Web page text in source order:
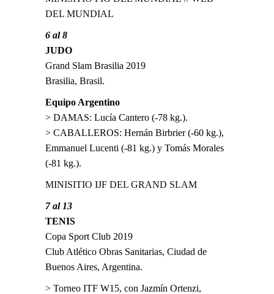
DEL MUNDIAL
6 al 8
JUDO
Grand Slam Brasilia 2019
Brasilia, Brasil.
Equipo Argentino
> DAMAS: Lucía Cantero (-78 kg.).
> CABALLEROS: Hernán Birbrier (-60 kg.),
Emmanuel Lucenti (-81 kg.) y Tomás Morales
(-81 kg.).
MINISITIO IJF DEL GRAND SLAM
7 al 13
TENIS
Copa Sport Club 2019
Club Atlético Obras Sanitarias, Ciudad de
Buenos Aires, Argentina.
> Torneo ITF W15, con Jazmín Ortenzi,